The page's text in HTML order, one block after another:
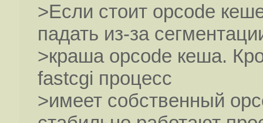
>Если стоит opcode
падать из-за
>краша opcode кеша.
fastcgi процесс
>имеет собственный